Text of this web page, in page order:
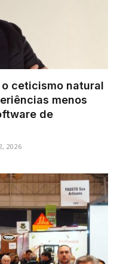
ceticismo natural
menos
de
2026